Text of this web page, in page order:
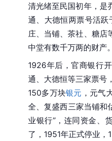
清光绪至民国初年，是
通
、大德恒两票号活
庄 、当铺、茶社、糖
中堂有数千万两的财产
1926年后，官商银行
通
、大德恒等三家票
150多万块银元 ，元气
全、复盛西三家当铺和
业银行”，连同资金、
了，1951年正式停业